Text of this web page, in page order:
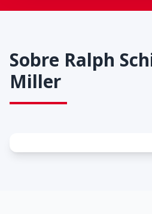
Sobre Ralph
Miller